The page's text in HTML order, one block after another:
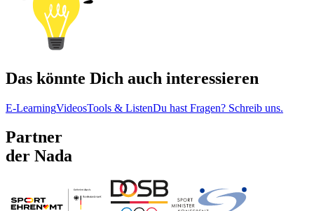
Das könnte Dich auch interessieren
E-LearningVideosTools & ListenDu hast Fragen? Schreib uns.
Partner
der Nada